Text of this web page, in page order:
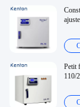
Petit
110/